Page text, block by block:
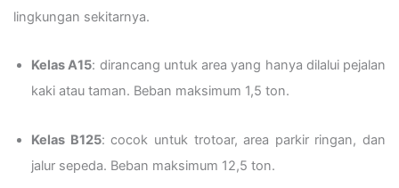
lingkungan sekitarnya.
Kelas A15: dirancang untuk area yang hanya dilalui pejalan
kaki atau taman. Beban maksimum 1,5 ton.
Kelas B125: cocok untuk trotoar, area parkir ringan, dan
jalur sepeda. Beban maksimum 12,5 ton.